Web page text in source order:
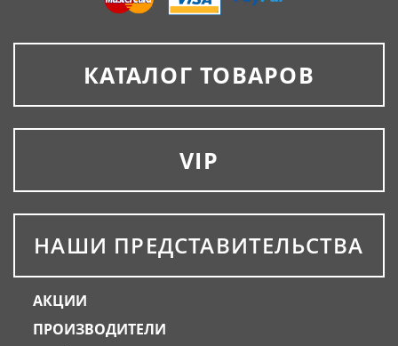
КАТАЛОГ ТОВАРОВ
VIP
НАШИ ПРЕДСТАВИТЕЛЬСТВА
АКЦИИ
ПРОИЗВОДИТЕЛИ